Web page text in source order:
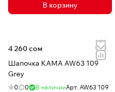
В корзину
4 260 сом
Шапочка КАМА AW63 109
Grey
0 0 В наличииАрт. AW63 109